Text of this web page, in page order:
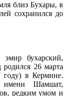
близ Бухары, в
сохранился до
эмир бухарский,
26 марта
в Кермине.
имени Шамшат,
редким умом и